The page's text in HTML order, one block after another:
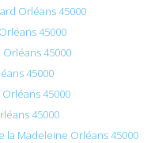
Orléans 45000
45000
45000
45000
45000
45000
la Madeleine Orléans 45000